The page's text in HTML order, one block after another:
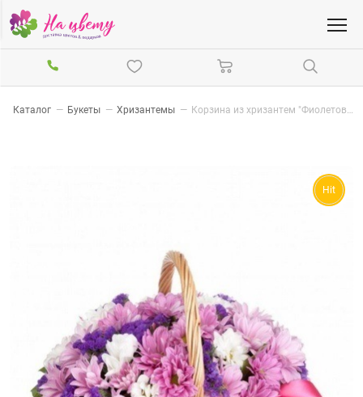
Каталог — Букеты — Хризантемы — Корзина из хризантем "Фиолетовая пудра"
Hit